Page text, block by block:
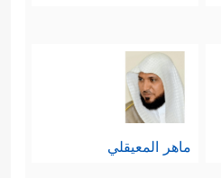
ماهر المعيقلي